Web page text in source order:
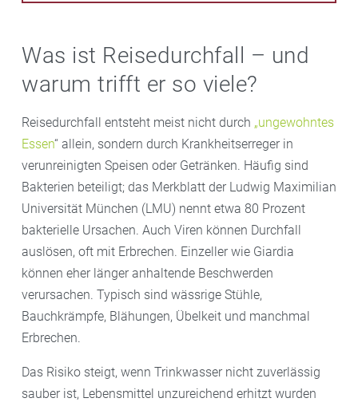
Was ist Reisedurchfall – und
warum trifft er so viele?
Reisedurchfall entsteht meist nicht durch „ungewohntes
Essen“ allein, sondern durch Krankheitserreger in
verunreinigten Speisen oder Getränken. Häufig sind
Bakterien beteiligt; das Merkblatt der Ludwig Maximilian
Universität München (LMU) nennt etwa 80 Prozent
bakterielle Ursachen. Auch Viren können Durchfall
auslösen, oft mit Erbrechen. Einzeller wie Giardia
können eher länger anhaltende Beschwerden
verursachen. Typisch sind wässrige Stühle,
Bauchkrämpfe, Blähungen, Übelkeit und manchmal
Erbrechen.
Das Risiko steigt, wenn Trinkwasser nicht zuverlässig
sauber ist, Lebensmittel unzureichend erhitzt wurden